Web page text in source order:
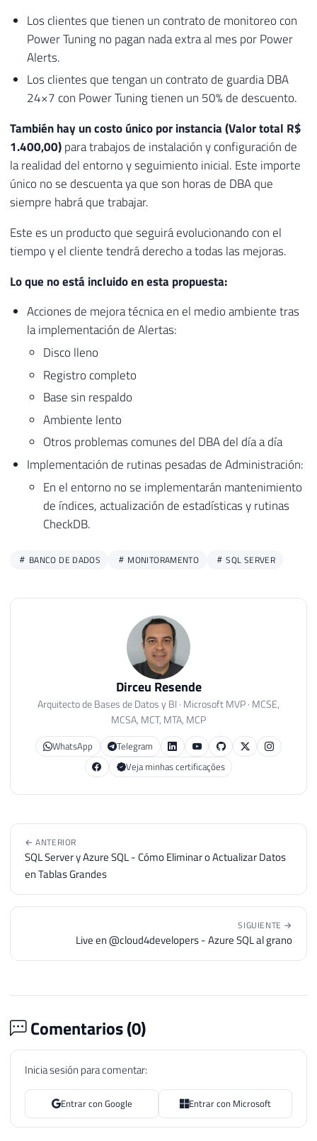
Los clientes que tienen un contrato de monitoreo con
Power Tuning no pagan nada extra al mes por Power
Alerts.
Los clientes que tengan un contrato de guardia DBA
24×7 con Power Tuning tienen un 50% de descuento.
También hay un costo único por instancia (Valor total R$
1.400,00)para trabajos de instalación y configuración de
la realidad del entorno y seguimiento inicial. Este importe
único no se descuenta ya que son horas de DBA que
siempre habrá que trabajar.
Este es un producto que seguirá evolucionando con el
tiempo y el cliente tendrá derecho a todas las mejoras.
Lo que no está incluido en esta propuesta:
Acciones de mejora técnica en el medio ambiente tras
la implementación de Alertas:
Disco lleno
Registro completo
Base sin respaldo
Ambiente lento
Otros problemas comunes del DBA del día a día
Implementación de rutinas pesadas de Administración:
En el entorno no se implementarán mantenimiento
de índices, actualización de estadísticas y rutinas
CheckDB.
BANCO DE DADOS MONITORAMENTO SQL SERVER
Dirceu Resende
Arquitecto de Bases de Datos y BI · Microsoft MVP · MCSE,
MCSA, MCT, MTA, MCP
WhatsApp
Telegram
Veja minhas certificações
← ANTERIOR
SQL Server y Azure SQL - Cómo Eliminar o Actualizar Datos
en Tablas Grandes
SIGUIENTE →
Live en @cloud4developers - Azure SQL al grano
Comentarios (0)
Inicia sesión para comentar:
Entrar con Google Entrar con Microsoft